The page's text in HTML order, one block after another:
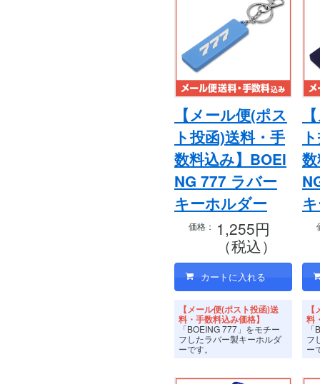
【メール便(ポス
ト投函)送料・手
数料込み】BOEI
NG 777 ラバー
キーホルダー
価格： 1,255円
（税込）
【メール便(ポスト投函)送
料・手数料込み価格】
「BOEING 777」をモチー
フしたラバー製キーホルダ
ーです。
料
フ
ー